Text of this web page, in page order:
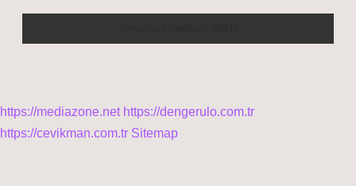
https://mediazone.net https://dengerulo.com.tr
https://cevikman.com.tr Sitemap